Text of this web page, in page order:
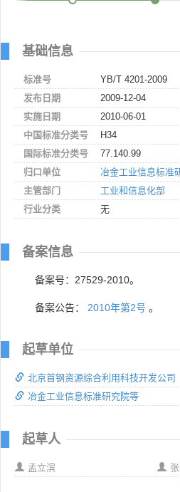
基础信息
标准号
YB/T 4201-2009
发布日期
2009-12-04
实施日期
2010-06-01
中国标准分类号
H34
国际标准分类号
77.140.99
归口单位
冶金工业信息标准
主管部门
工业和信息化部
行业分类
无
备案信息
备案号：27529-2010。
备案公告： 2010年第2号 。
起草单位
北京首钢资源综合利用科技开发公司
冶金工业信息标准研究院等
起草人
孟立滨